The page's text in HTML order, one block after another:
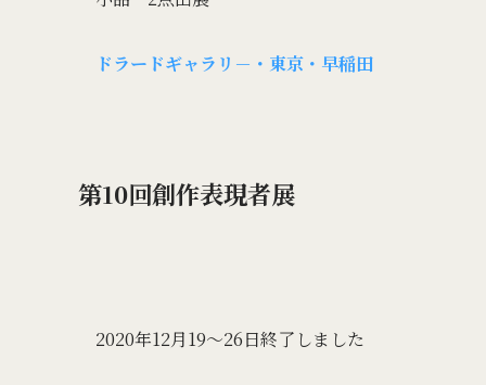
ドラードギャラリ－・東京・早稲田
第10回創作表現者展
2020年12月19～26日終了しました